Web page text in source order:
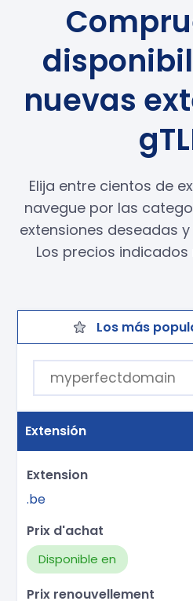
nuevas
Elija entre cientos de
navegue por las
extensiones deseadas
Los precios indicados
Los más
Extensión
.be
Disponible en